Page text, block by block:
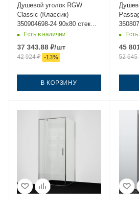
Душевой уголок RGW
Classic (Класcик)
350904698-24 90х80 стекло
матовое профиль черный
без поддона
Есть в наличии
37 343.88 ₽/шт
42 924₽ -13%
В КОРЗИНУ
без
45
52 645